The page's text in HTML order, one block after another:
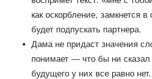
как оскорбление, замкнется
будет подпускать партнера.
Дама не придаст значения
понимает — что бы ни
будущего у них все равно нет.